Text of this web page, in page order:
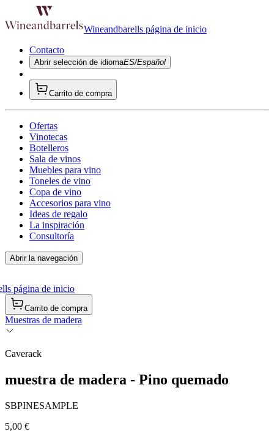
Wineandbarells página de inicio
Contacto
Abrir selección de idiomaES/Español
Carrito de compra
Ofertas
Vinotecas
Botelleros
Sala de vinos
Muebles para vino
Toneles de vino
Copa de vino
Accesorios para vino
Ideas de regalo
La inspiración
Consultoría
Abrir la navegación
página de inicio
Carrito de compra
Muestras de madera
Caverack
muestra de madera - Pino quemado
SBPINESAMPLE
5,00 €